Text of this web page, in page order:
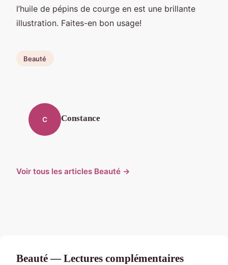
l’huile de pépins de courge en est une brillante
illustration. Faites-en bon usage!
Beauté
C Constance
Voir tous les articles Beauté →
Beauté — Lectures complémentaires